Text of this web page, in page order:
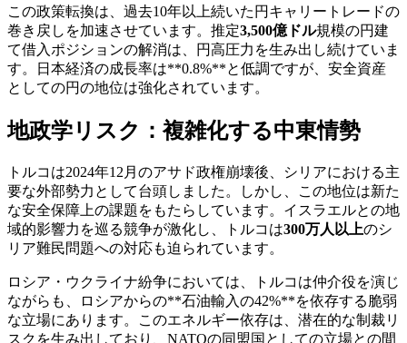
この政策転換は、過去10年以上続いた円キャリートレードの
巻き戻しを加速させています。推定3,500億ドル規模の円建
て借入ポジションの解消は、円高圧力を生み出し続けていま
す。日本経済の成長率は**0.8%**と低調ですが、安全資産
としての円の地位は強化されています。
地政学リスク：複雑化する中東情勢
トルコは2024年12月のアサド政権崩壊後、シリアにおける主
要な外部勢力として台頭しました。しかし、この地位は新た
な安全保障上の課題をもたらしています。イスラエルとの地
域的影響力を巡る競争が激化し、トルコは300万人以上のシ
リア難民問題への対応も迫られています。
ロシア・ウクライナ紛争においては、トルコは仲介役を演じ
ながらも、ロシアからの**石油輸入の42%**を依存する脆弱
な立場にあります。このエネルギー依存は、潜在的な制裁リ
スクを生み出しており、NATOの同盟国としての立場との間